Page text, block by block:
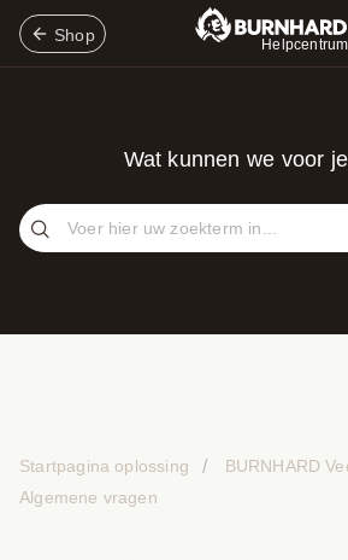
Shop
Helpcentrum
Wat kunnen we voor
Startpagina oplossing
BURNHARD
Algemene vragen